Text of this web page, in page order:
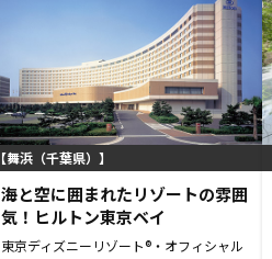
舞浜（千葉県）
海と空に囲まれたリゾートの雰囲
気！ヒルトン東京ベイ
東京ディズニーリゾート®・オフィシャル